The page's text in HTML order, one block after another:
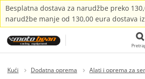
Besplatna dostava za narudžbe preko
narudžbe manje od 130,00 eura dostava
Kući Dodatna oprema Alati i oprema za